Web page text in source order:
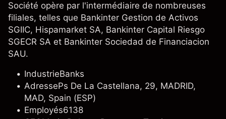
Société opère par l'intermédiaire de nombreuses
filiales, telles que Bankinter Gestion de Activos
SGIIC, Hispamarket SA, Bankinter Capital Riesgo
SGECR SA et Bankinter Sociedad de Financiacion
SAU.
IndustrieBanks
AdressePs De La Castellana, 29, MADRID,
MAD, Spain (ESP)
Employés6138